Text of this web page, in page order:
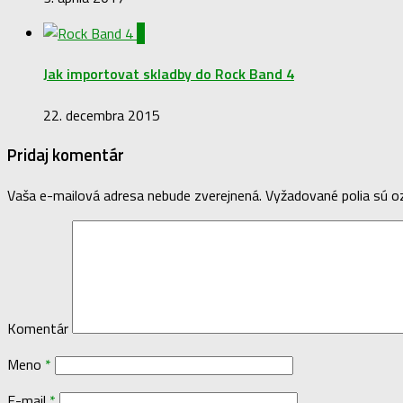
Jak importovat skladby do Rock Band 4
22. decembra 2015
Pridaj komentár
Vaša e-mailová adresa nebude zverejnená. Vyžadované polia sú
Komentár
Meno *